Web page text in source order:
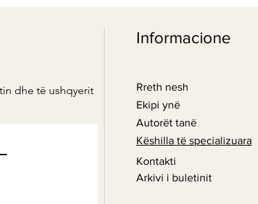
dhe të ushqyerit
Informacione
Rreth nesh
Ekipi ynë
Autorët tanë
Këshilla të specializuara
Kontakti
Arkivi i buletinit